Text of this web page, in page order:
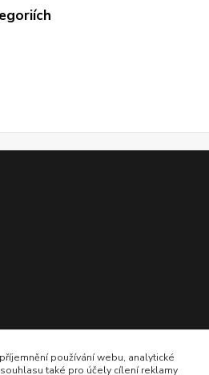
používání webu, analytické
také pro účely cílení reklamy